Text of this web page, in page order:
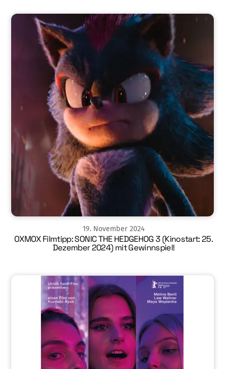
19. November 2024
OXMOX Filmtipp: SONIC THE HEDGEHOG 3 (Kinostart: 25.
Dezember 2024) mit Gewinnspiel!